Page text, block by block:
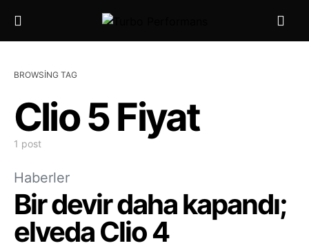
BROWSING TAG
Clio 5 Fiyat
1 post
Haberler
Bir devir daha kapandı;
elveda Clio 4